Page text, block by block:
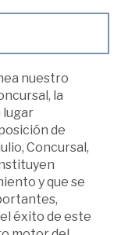
nuestro
la
lugar
de
Concursal,
y que se
éxito de este